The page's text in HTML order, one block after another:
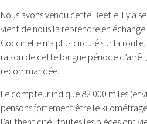
Nous avons vendu cette Beetle il y a
vient de nous la reprendre en
Coccinelle n’a plus circulé sur la
raison de cette longue période
recommandée.
Le compteur indique 82 000 miles
pensons fortement être le kilométrage